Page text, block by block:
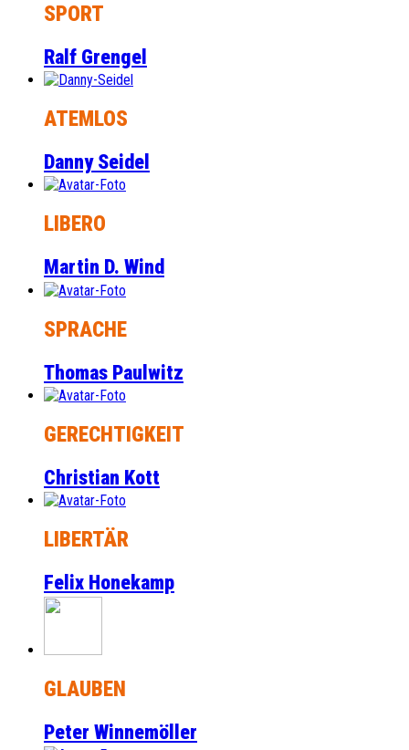
SPORT
Ralf Grengel
ATEMLOS
Danny Seidel
LIBERO
Martin D. Wind
SPRACHE
Thomas Paulwitz
GERECHTIGKEIT
Christian Kott
LIBERTÄR
Felix Honekamp
GLAUBEN
Peter Winnemöller